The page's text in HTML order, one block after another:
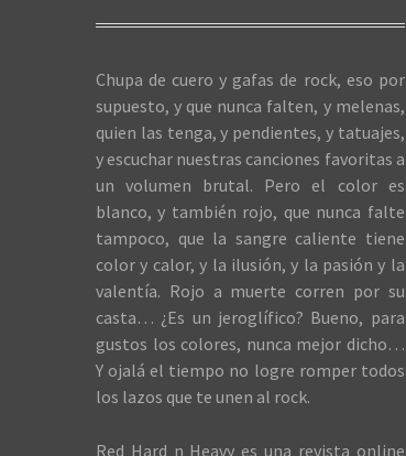
Chupa de cuero y gafas de rock, eso por
supuesto, y que nunca falten, y melenas,
quien las tenga, y pendientes, y tatuajes,
y escuchar nuestras canciones favoritas a
un volumen brutal. Pero el color es
blanco, y también rojo, que nunca falte
tampoco, que la sangre caliente tiene
color y calor, y la ilusión, y la pasión y la
valentía. Rojo a muerte corren por su
casta… ¿Es un jeroglífico? Bueno, para
gustos los colores, nunca mejor dicho…
Y ojalá el tiempo no logre romper todos
los lazos que te unen al rock.
Red Hard n Heavy es una revista online